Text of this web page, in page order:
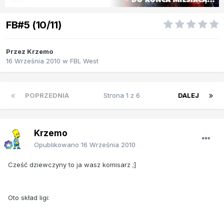
FB#5 (10/11)
Przez Krzemo
16 Września 2010 w FBL West
POPRZEDNIA DALEJ
Strona 1 z 6
Krzemo
Opublikowano 16 Września 2010
Cześć dziewczyny to ja wasz komisarz ;]
Oto skład ligi: